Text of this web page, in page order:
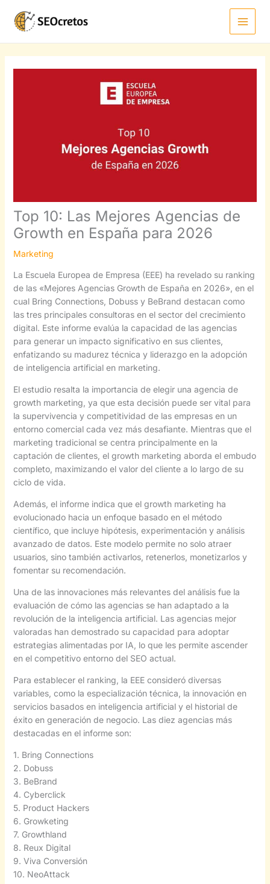
contenido
Top 10: Las Mejores Agencias de
Growth en España para 2026
Marketing
La Escuela Europea de Empresa (EEE) ha revelado su ranking
de las «Mejores Agencias Growth de España en 2026», en el
cual Bring Connections, Dobuss y BeBrand destacan como
las tres principales consultoras en el sector del crecimiento
digital. Este informe evalúa la capacidad de las agencias
para generar un impacto significativo en sus clientes,
enfatizando su madurez técnica y liderazgo en la adopción
de inteligencia artificial en marketing.
El estudio resalta la importancia de elegir una agencia de
growth marketing, ya que esta decisión puede ser vital para
la supervivencia y competitividad de las empresas en un
entorno comercial cada vez más desafiante. Mientras que el
marketing tradicional se centra principalmente en la
captación de clientes, el growth marketing aborda el embudo
completo, maximizando el valor del cliente a lo largo de su
ciclo de vida.
Además, el informe indica que el growth marketing ha
evolucionado hacia un enfoque basado en el método
científico, que incluye hipótesis, experimentación y análisis
avanzado de datos. Este modelo permite no solo atraer
usuarios, sino también activarlos, retenerlos, monetizarlos y
fomentar su recomendación.
Una de las innovaciones más relevantes del análisis fue la
evaluación de cómo las agencias se han adaptado a la
revolución de la inteligencia artificial. Las agencias mejor
valoradas han demostrado su capacidad para adoptar
estrategias alimentadas por IA, lo que les permite ascender
en el competitivo entorno del SEO actual.
Para establecer el ranking, la EEE consideró diversas
variables, como la especialización técnica, la innovación en
servicios basados en inteligencia artificial y el historial de
éxito en generación de negocio. Las diez agencias más
destacadas en el informe son:
1. Bring Connections
2. Dobuss
3. BeBrand
4. Cyberclick
5. Product Hackers
6. Growketing
7. Growthland
8. Reux Digital
9. Viva Conversión
10. NeoAttack